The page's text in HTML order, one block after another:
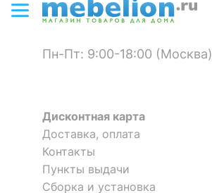
Пн-Пт: 9:00-18:00 (Москва)
Дисконтная карта
Доставка, оплата
Контакты
Пункты выдачи
Сборка и установка